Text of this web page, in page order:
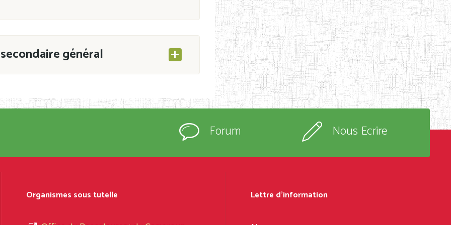
général
CAB du 21 mars 2011 portant ouverture
immatriculés et inscrits au
Forum Nous Ecrire
Organismes sous tutelle Lettre d'information